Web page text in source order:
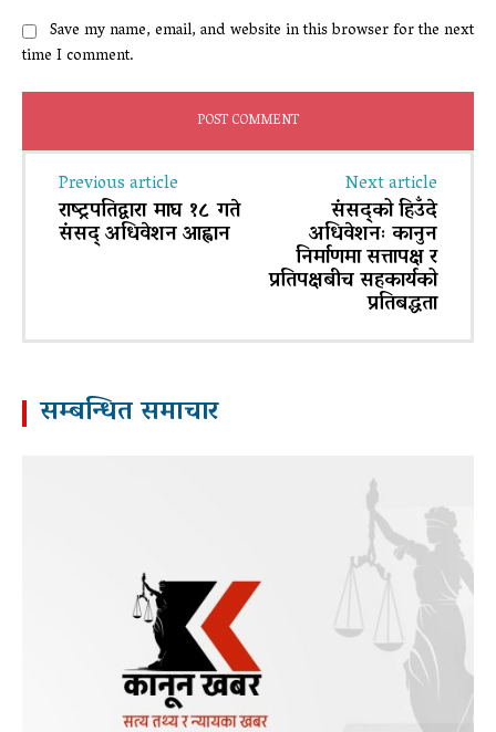
Save my name, email, and website in this browser for the next
time I comment.
Previous article
राष्ट्रपतिद्वारा माघ १८ गते
संसद् अधिवेशन आह्वान
Next article
संसद्को हिउँदे
अधिवेशनः कानुन
निर्माणमा सत्तापक्ष र
प्रतिपक्षबीच सहकार्यको
प्रतिबद्धता
सम्बन्धित समाचार